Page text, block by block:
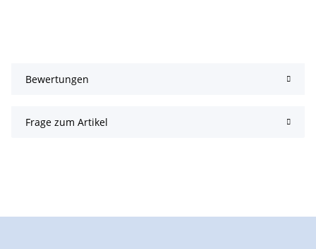
Bewertungen
Frage zum Artikel